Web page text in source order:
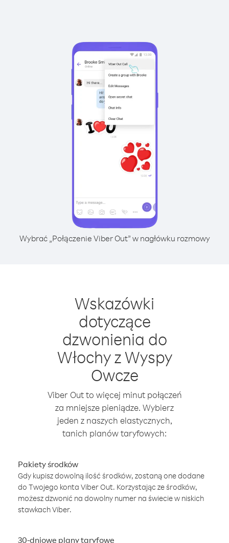
Wybrać „Połączenie Viber Out” w nagłówku rozmowy
Wskazówki
dotyczące
dzwonienia do
Włochy z Wyspy
Owcze
Viber Out to więcej minut połączeń
za mniejsze pieniądze. Wybierz
jeden z naszych elastycznych,
tanich planów taryfowych:
Pakiety środków
Gdy kupisz dowolną ilość środków, zostaną one dodane
do Twojego konta Viber Out. Korzystając ze środków,
możesz dzwonić na dowolny numer na świecie w niskich
stawkach Viber.
30-dniowe plany taryfowe